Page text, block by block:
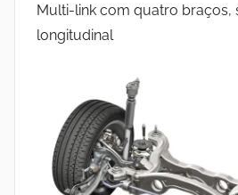
Multi-link com quatro braços,
longitudinal